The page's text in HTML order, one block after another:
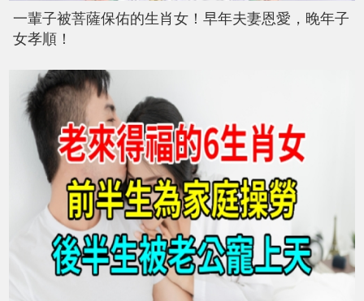
一輩子被菩薩保佑的生肖女！早年夫妻恩愛，晚年子
女孝順！